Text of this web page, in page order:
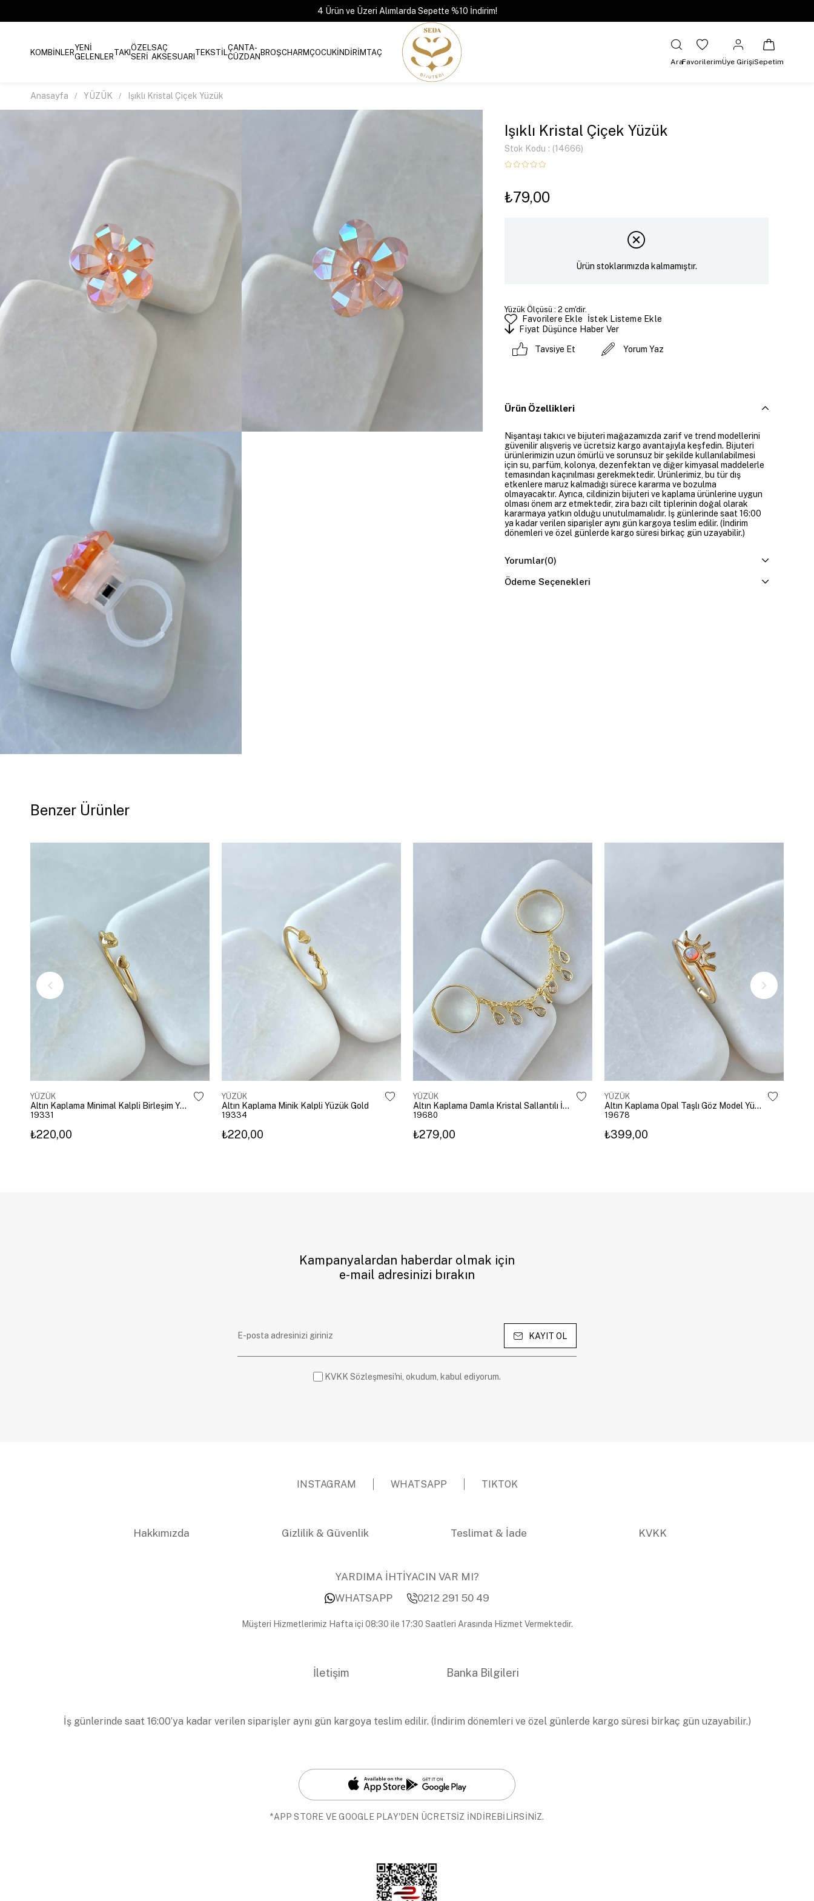
4 Ürün ve Üzeri Alımlarda Sepette %10 İndirim!
KOMBİNLERYENİ
GELENLERTAKIÖZEL
SERİ
SAÇ
AKSESUARI TEKSTİLÇANTA-
CÜZDANBROŞCHARMÇOCUKİNDİRİMTAÇ
AraFavorilerimÜye GirişiSepetim
Anasayfa YÜZÜK Işıklı Kristal Çiçek Yüzük
Işıklı Kristal Çiçek Yüzük
Stok Kodu (14666)
₺79,00
Ürün stoklarımızda kalmamıştır.
Yüzük Ölçüsü : 2 cm'dir.
Favorilere Ekle
İstek Listeme Ekle
Fiyat Düşünce Haber Ver
Tavsiye Et Yorum Yaz
Ürün Özellikleri
Nişantaşı takıcı ve bijuteri mağazamızda zarif ve trend modellerini
güvenilir alışveriş ve ücretsiz kargo avantajıyla keşfedin. Bijuteri
ürünlerimizin uzun ömürlü ve sorunsuz bir şekilde kullanılabilmesi
için su, parfüm, kolonya, dezenfektan ve diğer kimyasal maddelerle
temasından kaçınılması gerekmektedir. Ürünlerimiz, bu tür dış
etkenlere maruz kalmadığı sürece kararma ve bozulma
olmayacaktır. Ayrıca, cildinizin bijuteri ve kaplama ürünlerine uygun
olması önem arz etmektedir, zira bazı cilt tiplerinin doğal olarak
kararmaya yatkın olduğu unutulmamalıdır. İş günlerinde saat 16:00
ya kadar verilen siparişler aynı gün kargoya teslim edilir. (İndirim
dönemleri ve özel günlerde kargo süresi birkaç gün uzayabilir.)
Yorumlar(0)
Ödeme Seçenekleri
Benzer Ürünler
YÜZÜK
Altın Kaplama Minimal Kalpli Birleşim Yüzük Gold
19331
₺220,00
YÜZÜK
Altın Kaplama Minik Kalpli Yüzük Gold
19334
₺220,00
YÜZÜK
Altın Kaplama Damla Kristal Sallantılı İkili Yüzük Gold
19680
₺279,00
YÜZÜK
Altın Kaplama Opal Taşlı Göz Model Yüzük Pembe
19678
₺399,00
Kampanyalardan haberdar olmak için
e-mail adresinizi bırakın
KAYIT OL
KVKK Sözleşmesi'ni, okudum, kabul ediyorum.
INSTAGRAM WHATSAPP TIKTOK
Hakkımızda Gizlilik & Güvenlik Teslimat & İade KVKK
YARDIMA İHTİYACIN VAR MI?
WHATSAPP
0212 291 50 49
Müşteri Hizmetlerimiz Hafta içi 08:30 ile 17:30 Saatleri Arasında Hizmet Vermektedir.
İletişim Banka Bilgileri
İş günlerinde saat 16:00’ya kadar verilen siparişler aynı gün kargoya teslim edilir. (İndirim dönemleri ve özel günlerde kargo süresi birkaç gün uzayabilir.)
*APP STORE VE GOOGLE PLAY'DEN ÜCRETSİZ İNDİREBİLİRSİNİZ.